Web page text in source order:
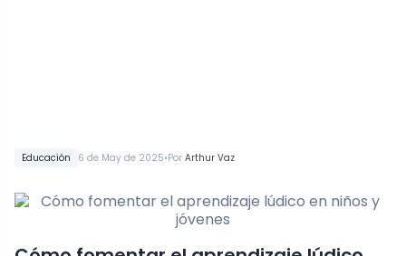
Educación 6 de May de 2025•Por Arthur Vaz